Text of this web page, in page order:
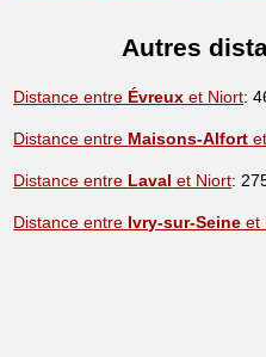
Autres
Distance entre Évreux et Niort:
Distance entre Maisons-Alfort
Distance entre Laval et Niort:
Distance entre Ivry-sur-Seine et